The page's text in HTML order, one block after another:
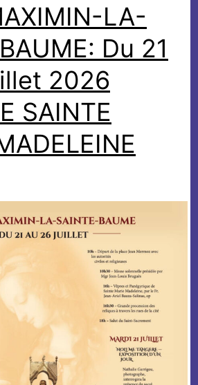
LA-
Du 21
2026
SAINTE